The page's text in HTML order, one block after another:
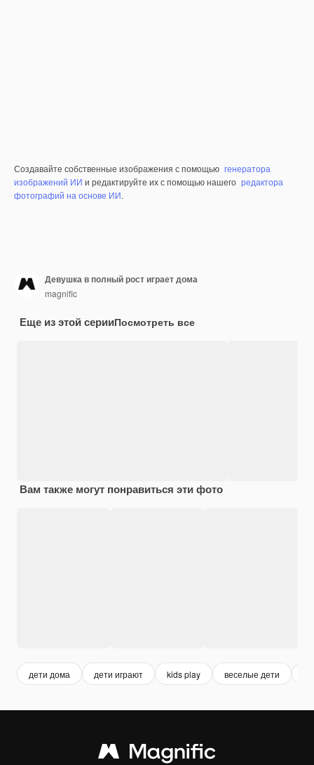
Создавайте собственные изображения с помощью генератора
изображений ИИ и редактируйте их с помощью нашего редактора
фотографий на основе ИИ.
Девушка в полный рост играет дома
magnific
Еще из этой серииПосмотреть все
Вам также могут понравиться эти фото
дети дома дети играют kids play веселые дети